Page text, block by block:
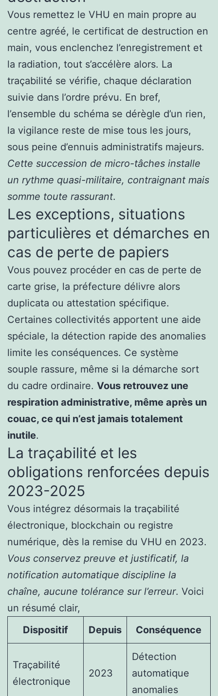
Vous remettez le VHU en main propre au
centre agréé, le certificat de destruction en
main, vous enclenchez l’enregistrement et
la radiation, tout s’accélère alors. La
traçabilité se vérifie, chaque déclaration
suivie dans l’ordre prévu. En bref,
l’ensemble du schéma se dérègle d’un rien,
la vigilance reste de mise tous les jours,
sous peine d’ennuis administratifs majeurs.
Cette succession de micro-tâches installe
un rythme quasi-militaire, contraignant mais
somme toute rassurant.
Les exceptions, situations
particulières et démarches en
cas de perte de papiers
Vous pouvez procéder en cas de perte de
carte grise, la préfecture délivre alors
duplicata ou attestation spécifique.
Certaines collectivités apportent une aide
spéciale, la détection rapide des anomalies
limite les conséquences. Ce système
souple rassure, même si la démarche sort
du cadre ordinaire. Vous retrouvez une
respiration administrative, même après un
couac, ce qui n’est jamais totalement
inutile.
La traçabilité et les
obligations renforcées depuis
2023-2025
Vous intégrez désormais la traçabilité
électronique, blockchain ou registre
numérique, dès la remise du VHU en 2023.
Vous conservez preuve et justificatif, la
notification automatique discipline la
chaîne, aucune tolérance sur l’erreur. Voici
un résumé clair,
Dispositif
Depuis Conséquence
Traçabilité
électronique
2023
Détection
automatique
anomalies